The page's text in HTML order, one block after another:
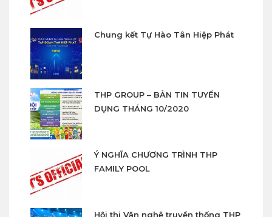
Chung kết Tự Hào Tân Hiệp Phát
THP GROUP – BẢN TIN TUYỂN
DỤNG THÁNG 10/2020
Ý NGHĨA CHƯƠNG TRÌNH THP
FAMILY POOL
Hội thi Văn nghệ truyền thống THP